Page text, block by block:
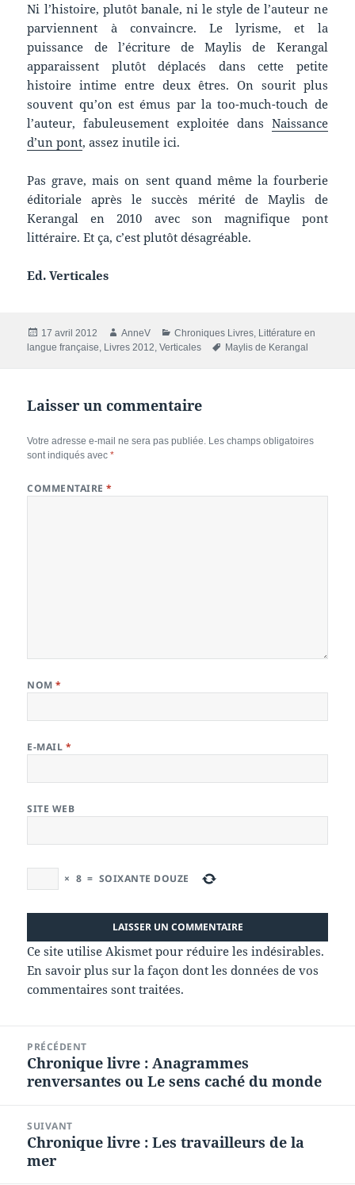
Ni l’histoire, plutôt banale, ni le style de l’auteur ne
parviennent à convaincre. Le lyrisme, et la
puissance de l’écriture de Maylis de Kerangal
apparaissent plutôt déplacés dans cette petite
histoire intime entre deux êtres. On sourit plus
souvent qu’on est émus par la too-much-touch de
l’auteur, fabuleusement exploitée dans Naissance
d’un pont, assez inutile ici.
Pas grave, mais on sent quand même la fourberie
éditoriale après le succès mérité de Maylis de
Kerangal en 2010 avec son magnifique pont
littéraire. Et ça, c’est plutôt désagréable.
Ed. Verticales
Publié
le
17 avril 2012 Auteur
AnneV Catégories
Chroniques Livres, Littérature en
langue française, Livres 2012,Verticales
Mots-
Maylis de Kerangal
Laisser un commentaire
Votre adresse e-mail ne sera pas publiée. Les champs obligatoires
sont indiqués avec*
COMMENTAIRE*
NOM*
E-MAIL *
SITE WEB
× 8 = SOIXANTE DOUZE
Ce site utilise Akismet pour réduire les indésirables.
En savoir plus sur la façon dont les données de vos
commentaires sont traitées.
l’article
PRÉCÉDENT
Article
précédent :
Chronique livre : Anagrammes
renversantes ou Le sens caché du monde
SUIVANT
Article
suivant :
Chronique livre : Les travailleurs de la
mer